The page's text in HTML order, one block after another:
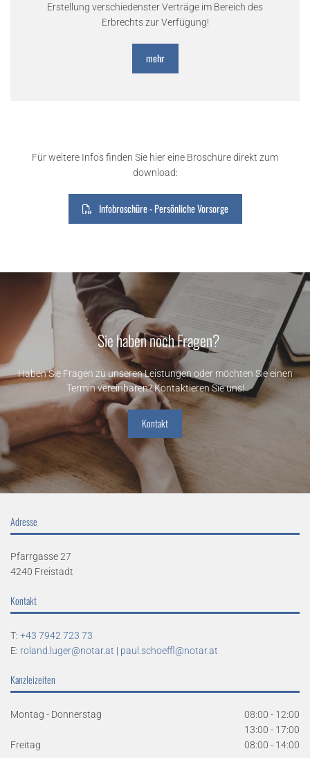
Erstellung verschiedenster Verträge im Bereich des
Erbrechts zur Verfügung!
mehr
Für weitere Infos finden Sie hier eine Broschüre direkt zum
download:
Infobroschüre - Persönliche Vorsorge
Sie haben noch Fragen?
Haben Sie Fragen zu unseren Leistungen oder möchten Sie einen
Termin vereinbaren? Kontaktieren Sie uns!
Kontakt
Adresse
Pfarrgasse 27
4240 Freistadt
Kontakt
T: +43 7942 723 73
E: roland.luger@notar.at | paul.schoeffl@notar.at
Kanzleizeiten
Montag - Donnerstag
08:00 - 12:00
13:00 - 17:00
Freitag
08:00 - 14:00